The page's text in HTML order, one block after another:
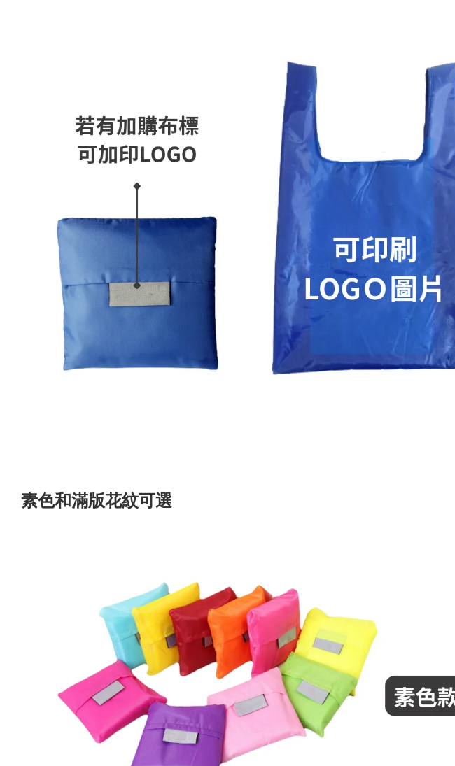
素色和滿版花紋可選